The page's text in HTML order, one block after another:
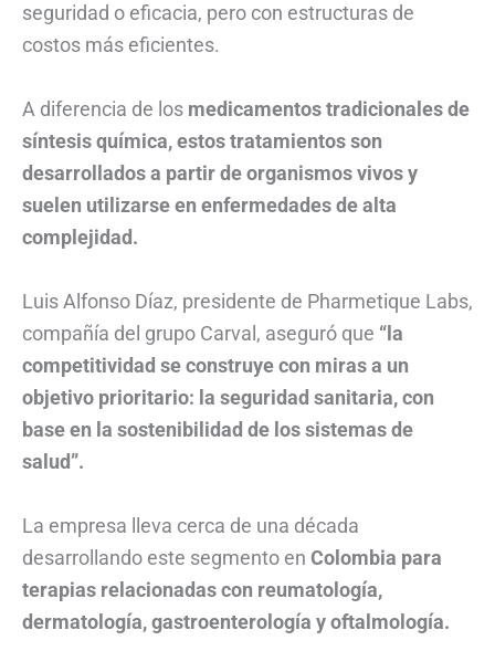
seguridad o eficacia, pero con estructuras de
costos más eficientes.
A diferencia de los medicamentos tradicionales de
síntesis química, estos tratamientos son
desarrollados a partir de organismos vivos y
suelen utilizarse en enfermedades de alta
complejidad.
Luis Alfonso Díaz, presidente de Pharmetique Labs,
compañía del grupo Carval, aseguró que “la
competitividad se construye con miras a un
objetivo prioritario: la seguridad sanitaria, con
base en la sostenibilidad de los sistemas de
salud”.
La empresa lleva cerca de una década
desarrollando este segmento en Colombia para
terapias relacionadas con reumatología,
dermatología, gastroenterología y oftalmología.